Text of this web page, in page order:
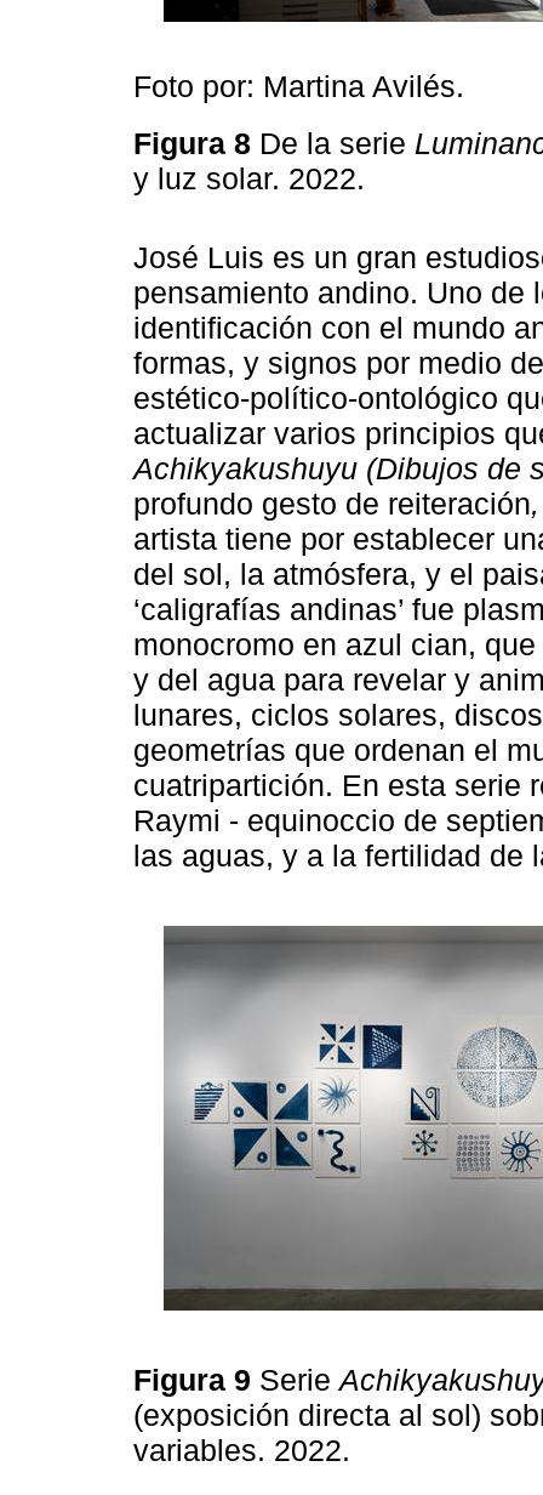
Foto por: Martina Avilés.
Figura 8 De la serie
y luz solar. 2022.
José Luis es un gran
pensamiento andino. Uno de
identificación con el mundo
formas, y signos por medio
estético-político-ontológico
actualizar varios principios
Achikyakushuyu (Dibujos de
profundo gesto de reiteración,
artista tiene por establecer
del sol, la atmósfera, y el
‘caligrafías andinas’ fue
monocromo en azul cian,
y del agua para revelar y
lunares, ciclos solares,
geometrías que ordenan el
cuatripartición. En esta serie
Raymi - equinoccio de
las aguas, y a la fertilidad de
Figura 9 Serie
(exposición directa al sol)
variables. 2022.